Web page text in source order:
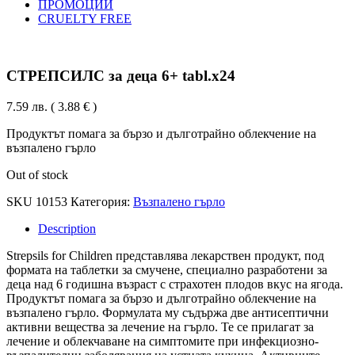
ПРОМОЦИИ
CRUELTY FREE
СТРЕПСИЛС за деца 6+ tabl.x24
7.59 лв. ( 3.88 € )
Продуктът помага за бързо и дълготрайно облекчение на
възпалено гърло
Out of stock
SKU 10153 Категория: Възпалено гърло
Description
Strepsils for Children представлява лекарствен продукт, под
формата на таблетки за смучене, специално разработени за
деца над 6 годишна възраст с страхотен плодов вкус на ягода.
Продуктът помага за бързо и дълготрайно облекчение на
възпалено гърло. Формулата му съдържа две антисептични
активни вещества за лечение на гърло. Те се прилагат за
лечение и облекчаване на симптомите при инфекциозно-